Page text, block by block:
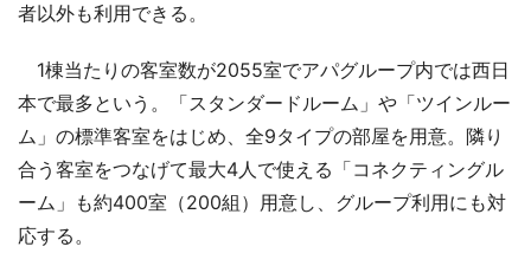
者以外も利用できる。
1棟当たりの客室数が2055室でアパグループ内では西日
本で最多という。「スタンダードルーム」や「ツインルー
ム」の標準客室をはじめ、全9タイプの部屋を用意。隣り
合う客室をつなげて最大4人で使える「コネクティングル
ーム」も約400室（200組）用意し、グループ利用にも対
応する。